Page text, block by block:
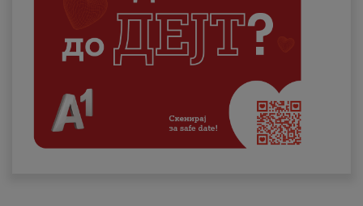
Деловни
Поддршка
Надополни кредит
Плати сметка